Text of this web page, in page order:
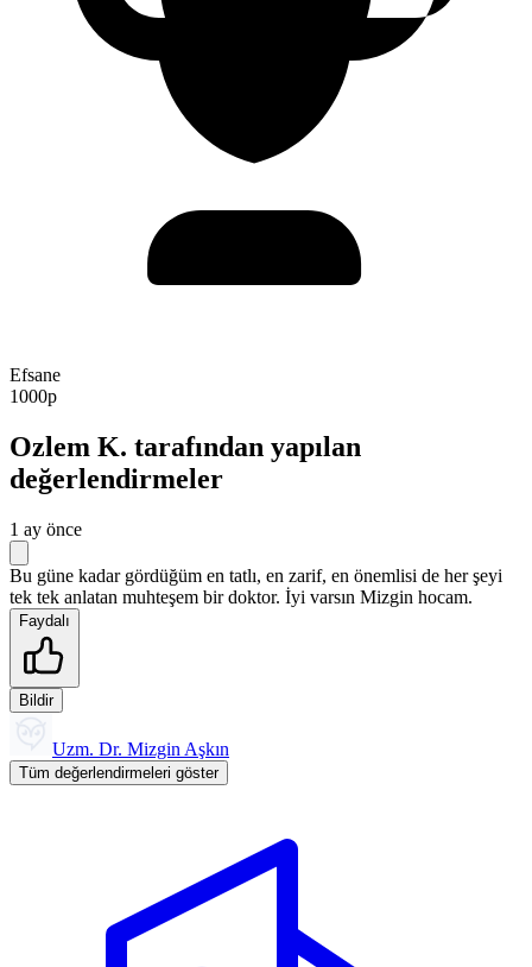
Efsane
1000p
Ozlem K. tarafından yapılan
değerlendirmeler
1 ay önce
Bu güne kadar gördüğüm en tatlı, en zarif, en önemlisi de her şeyi
tek tek anlatan muhteşem bir doktor. İyi varsın Mizgin hocam.
Faydalı
Bildir
Uzm. Dr. Mizgin Aşkın
Tüm değerlendirmeleri göster